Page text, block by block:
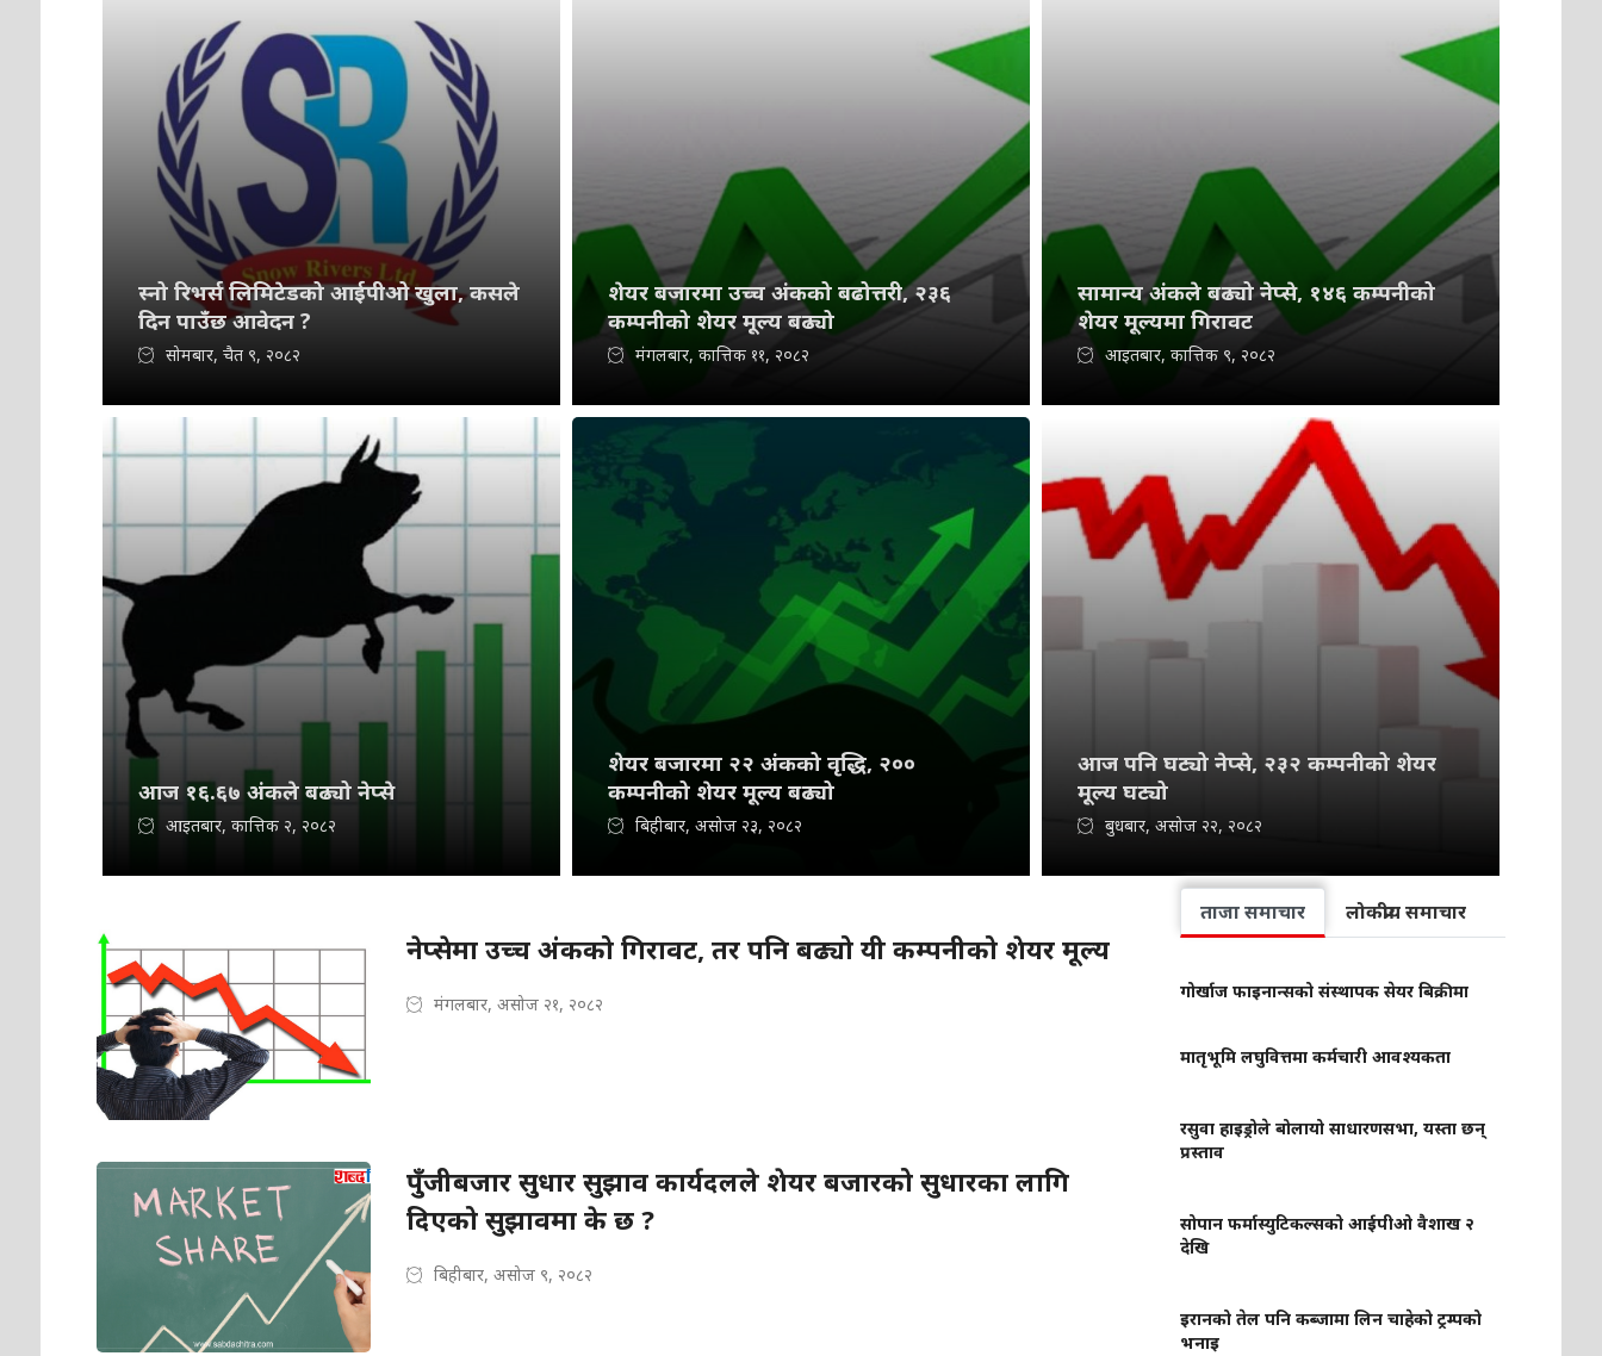
स्नो रिभर्स लिमिटेडको आईपीओ खुला, कसले
दिन पाउँछ आवेदन ?
सोमबार, चैत ९, २०८२
शेयर बजारमा उच्च अंकको बढोत्तरी, २३६
कम्पनीको शेयर मूल्य बढ्यो
मंगलबार, कात्तिक ११, २०८२
सामान्य अंकले बढ्यो नेप्से, १४६ कम्पनीको
शेयर मूल्यमा गिरावट
आइतबार, कात्तिक ९, २०८२
आज १६.६७ अंकले बढ्यो नेप्से
आइतबार, कात्तिक २, २०८२
शेयर बजारमा २२ अंकको वृद्धि, २००
कम्पनीको शेयर मूल्य बढ्यो
बिहीबार, असोज २३, २०८२
आज पनि घट्यो नेप्से, २३२ कम्पनीको शेयर
मूल्य घट्यो
बुधबार, असोज २२, २०८२
नेप्सेमा उच्च अंकको गिरावट, तर पनि बढ्यो यी कम्पनीको शेयर मूल्य
मंगलबार, असोज २१, २०८२
पुँजीबजार सुधार सुझाव कार्यदलले शेयर बजारको सुधारका लागि
दिएको सुझावमा के छ ?
बिहीबार, असोज ९, २०८२
ताजा समाचार लोकप्रीय समाचार
गोर्खाज फाइनान्सको संस्थापक सेयर बिक्रीमा
मातृभूमि लघुवित्तमा कर्मचारी आवश्यकता
रसुवा हाइड्रोले बोलायो साधारणसभा, यस्ता छन्
प्रस्ताव
सोपान फर्मास्युटिकल्सको आईपीओ वैशाख २
देखि
इरानको तेल पनि कब्जामा लिन चाहेको ट्रम्पको
भनाइ